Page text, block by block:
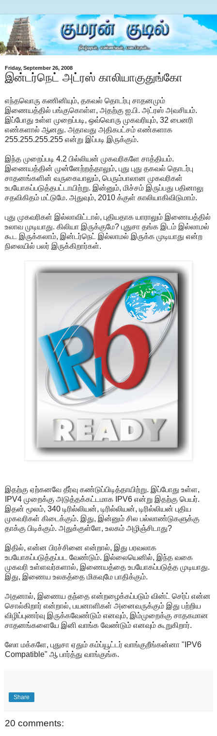
Friday, September 26, 2008
இன்டர்நெட் அட்ரஸ் காலியாகுதுங்கோ
எந்தவொரு கணினியும், தகவல் தொடர்பு சாதனமும்
இணையத்தில் பங்குகொள்ள, அதற்கு ஐ.பி. அட்ரஸ் அவசியம்.
இப்போது உள்ள முறைப்படி, ஒவ்வொரு முகவரியும், 32 பைனரி
எண்களால் ஆனது. அதாவது அதிகபட்சம் எண்களாக
255.255.255.255 என்று இப்படி இருக்கும்.
இந்த முறைப்படி 4.2 பில்லியன் முகவரிகளே சாத்தியம்.
இணையத்தின் முன்னேற்றத்தாலும், புது புது தகவல் தொடர்பு
சாதனங்களின் வருகையாலும், பெரும்பாலான முகவரிகள்
உபயோகப்படுத்தபட்டாயிற்று. இன்னும், மிச்சம் இருப்பது பதினாலு
சதவிகிதம் மட்டுமே. அதுவும், 2010 க்குள் காலியாகிவிடுமாம்.
புது முகவரிகள் இல்லாவிட்டால், புதியதாக யாராலும் இணையத்தில்
உலாவ முடியாது. கிலியா இருக்குமே? புதுசா தங்க இடம் இல்லாமல்
கூட இருக்கலாம், இன்டர்நெட் இல்லாமல் இருக்க முடியாது என்ற
நிலையில் பலர் இருக்கிறார்கள்.
இதற்கு ஏற்கனவே தீர்வு கண்டுப்பிடித்தாயிற்று. இப்போது உள்ள,
IPV4 முறைக்கு அடுத்தக்கட்டமாக IPV6 என்று இதற்கு பெயர்.
இதன் மூலம், 340 டிரில்லியன், டிரில்லியன், டிரில்லியன் புதிய
முகவரிகள் கிடைக்கும். இது, இன்னும் சில பல்லாண்டுகளுக்கு
தாக்கு பிடிக்கும். அதுக்குள்ளே, உலகம் அழிஞ்சிடாது?
இதில், என்ன பிரச்சினை என்றால், இது பரவலாக
உபயோகப்படுத்தப்பட வேண்டும். இல்லையெனில், இந்த வகை
முகவரி உள்ளவர்களால், இணையத்தை உபயோகப்படுத்த முடியாது.
இது, இணைய உலகத்தை மிகவுமே பாதிக்கும்.
அதனால், இணைய தந்தை என்றழைக்கப்படும் வின்ட் செர்ப் என்ன
சொல்கிறார் என்றால், பயனாளிகள் அனைவருக்கும் இது பற்றிய
விழிப்புணர்வு இருக்கவேண்டும் எனவும், இம்முறைக்கு சாதகமான
சாதனங்களையே இனி வாங்க வேண்டும் எனவும் கூறுகிறார்.
ஸோ மக்களே, புதுசா ஏதும் கம்ப்யூட்டர் வாங்குறீங்கன்னா "IPV6
Compatible" ஆ பார்த்து வாங்குங்க.
Share
20 comments: